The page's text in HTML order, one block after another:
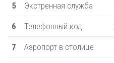
5 Экстренная служба
6 Телефонный код
7 Аэропорт в столице